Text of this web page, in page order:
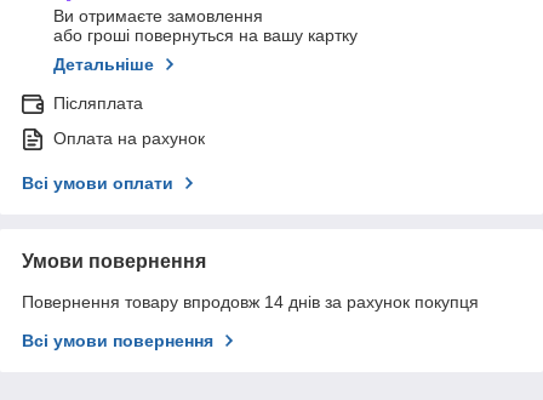
Ви отримаєте замовлення
або гроші повернуться на вашу картку
Детальніше
Післяплата
Оплата на рахунок
Всі умови оплати
Умови повернення
Повернення товару впродовж 14 днів за рахунок покупця
Всі умови повернення